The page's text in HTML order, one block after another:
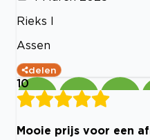
Rieks l
Assen
delen
10
Mooie prijs voor een